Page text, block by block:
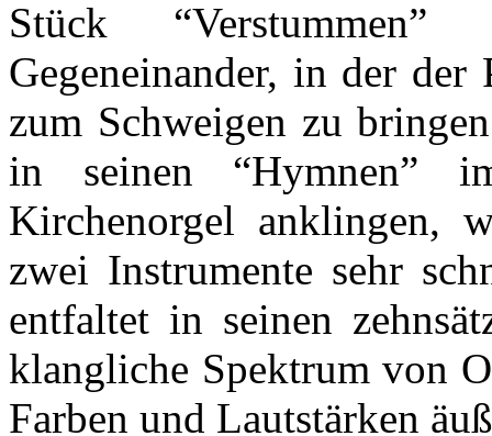
Stück
Gegeneinander, in der
zum Schweigen zu
in seinen “Hymnen”
Kirchenorgel anklingen,
zwei Instrumente sehr
entfaltet in seinen
klangliche Spektrum von
Farben und Lautstärken